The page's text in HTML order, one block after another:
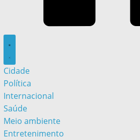
Cidade
Política
Internacional
Saúde
Meio ambiente
Entretenimento